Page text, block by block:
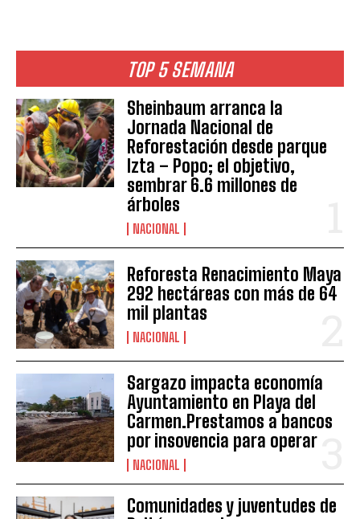
TOP 5 SEMANA
Sheinbaum arranca la
Jornada Nacional de
Reforestación desde parque
Izta – Popo; el objetivo,
sembrar 6.6 millones de
árboles
NACIONAL
Reforesta Renacimiento Maya
292 hectáreas con más de 64
mil plantas
NACIONAL
Sargazo impacta economía
Ayuntamiento en Playa del
Carmen.Prestamos a bancos
por insovencia para operar
NACIONAL
Comunidades y juventudes de